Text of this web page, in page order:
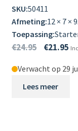
SKU:50411
Afmeting:12 × 7 ×
Toepassing:
€24.95 €21.95
Verwacht op 29
Lees meer